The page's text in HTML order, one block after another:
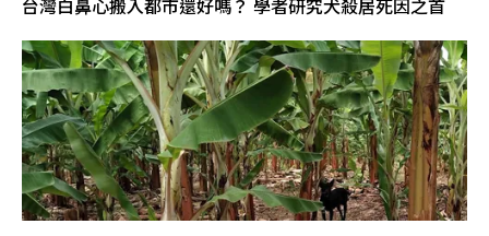
台灣白鼻心搬入都市還好嗎？ 學者研究犬殺居死因之首